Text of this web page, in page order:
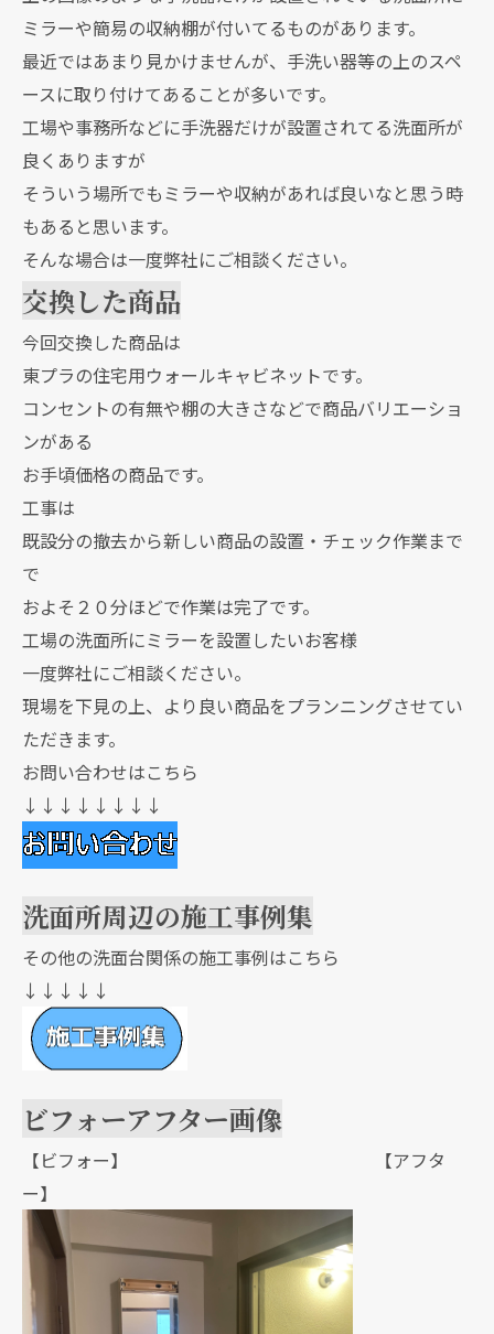
ミラーや簡易の収納棚が付いてるものがあります。
最近ではあまり見かけませんが、手洗い器等の上のスペ
ースに取り付けてあることが多いです。
工場や事務所などに手洗器だけが設置されてる洗面所が
良くありますが
そういう場所でもミラーや収納があれば良いなと思う時
もあると思います。
そんな場合は一度弊社にご相談ください。
交換した商品
今回交換した商品は
東プラの住宅用ウォールキャビネットです。
コンセントの有無や棚の大きさなどで商品バリエーショ
ンがある
お手頃価格の商品です。
工事は
既設分の撤去から新しい商品の設置・チェック作業まで
で
およそ２０分ほどで作業は完了です。
工場の洗面所にミラーを設置したいお客様
一度弊社にご相談ください。
現場を下見の上、より良い商品をプランニングさせてい
ただきます。
お問い合わせはこちら
↓↓↓↓↓↓↓↓
洗面所周辺の施工事例集
その他の洗面台関係の施工事例はこちら
↓↓↓↓↓
ビフォーアフター画像
【ビフォー】 【アフタ
ー】